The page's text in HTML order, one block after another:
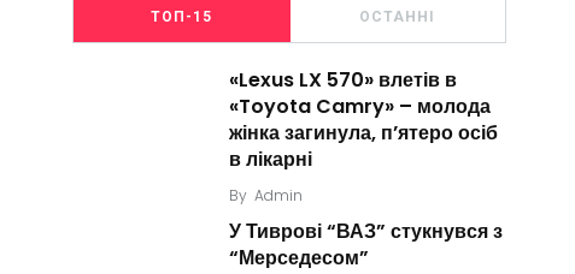
ТОП-15 ОСТАННІ
«Lexus LX 570» влетів в
«Toyota Camry» – молода
жінка загинула, п’ятеро осіб
в лікарні
By Admin
У Тиврові “ВАЗ” стукнувся з
“Мерседесом”